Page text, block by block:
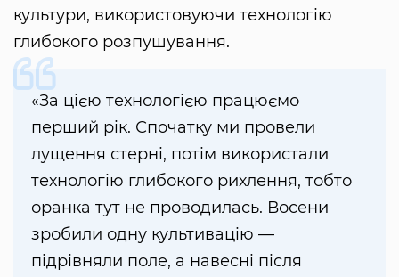
культури, використовуючи технологію
глибокого розпушування.
«За цією технологією працюємо
перший рік. Спочатку ми провели
лущення стерні, потім використали
технологію глибокого рихлення, тобто
оранка тут не проводилась. Восени
зробили одну культивацію —
підрівняли поле, а навесні після